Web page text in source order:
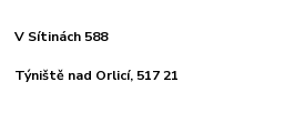
V Sítinách 588
Týniště nad Orlicí, 517 21